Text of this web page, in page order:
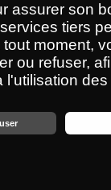
assurer son
tiers
moment,
ou refuser,
l'utilisation